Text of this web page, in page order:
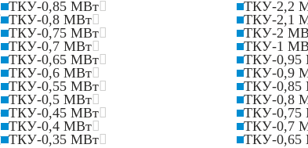
ТКУ-0,85 МВт
ТКУ-0,8 МВт
ТКУ-0,75 МВт
ТКУ-0,7 МВт
ТКУ-0,65 МВт
ТКУ-0,6 МВт
ТКУ-0,55 МВт
ТКУ-0,5 МВт
ТКУ-0,45 МВт
ТКУ-0,4 МВт
ТКУ-0,35 МВт
ТКУ-2,2
ТКУ-2,1
ТКУ-2
ТКУ-1
ТКУ-0,95
ТКУ-0,9
ТКУ-0,85
ТКУ-0,8
ТКУ-0,75
ТКУ-0,7
ТКУ-0,65